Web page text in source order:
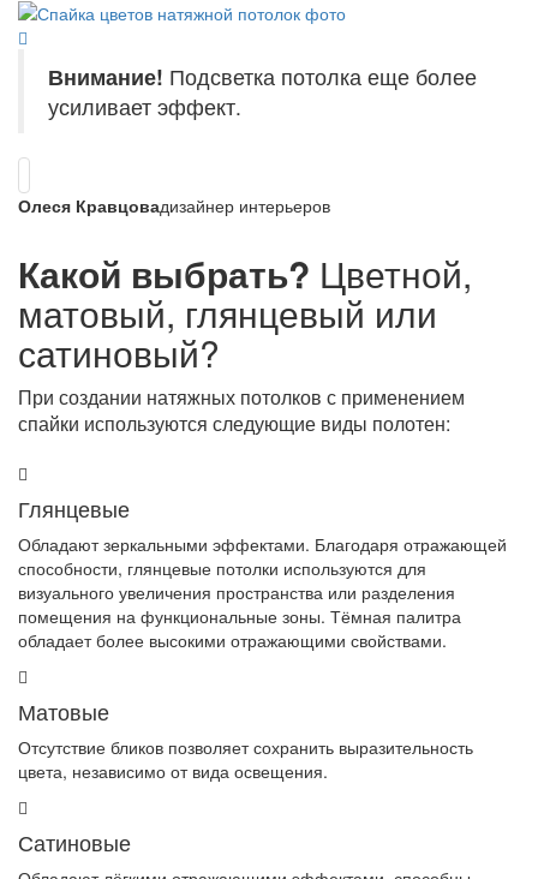
Внимание! Подсветка потолка еще более
усиливает эффект.
Олеся Кравцовадизайнер интерьеров
Какой выбрать? Цветной,
матовый, глянцевый или
сатиновый?
При создании натяжных потолков с применением
спайки используются следующие виды полотен:
Глянцевые
Обладают зеркальными эффектами. Благодаря отражающей
способности, глянцевые потолки используются для
визуального увеличения пространства или разделения
помещения на функциональные зоны. Тёмная палитра
обладает более высокими отражающими свойствами.
Матовые
Отсутствие бликов позволяет сохранить выразительность
цвета, независимо от вида освещения.
Сатиновые